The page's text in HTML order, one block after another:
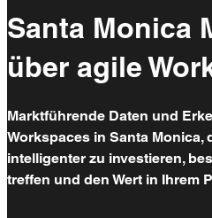
Santa Monica
über agile
Marktführende Daten und
Workspaces in Santa Monica,
intelligenter zu investieren,
treffen und den Wert in Ihrem